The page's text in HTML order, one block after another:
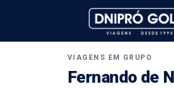
VIAGENS EM GRUPO
Fernando de